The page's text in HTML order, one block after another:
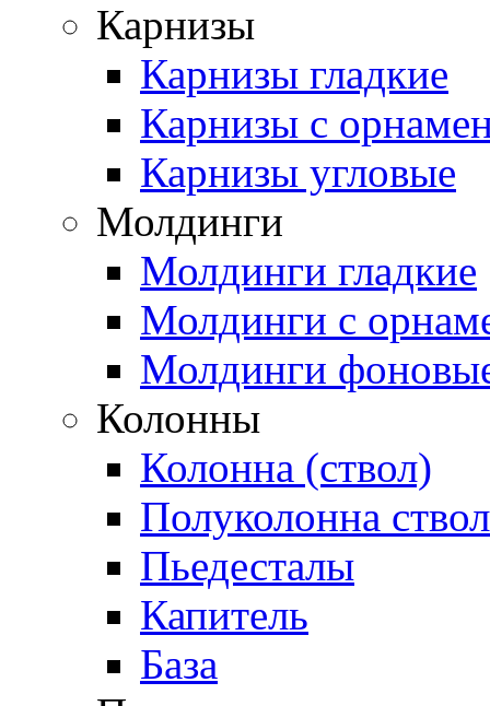
Карнизы
Карнизы гладкие
Карнизы с
Карнизы угловые
Молдинги
Молдинги гладкие
Молдинги с
Молдинги
Колонны
Колонна (ствол)
Полуколонна ствол
Пьедесталы
Капитель
База